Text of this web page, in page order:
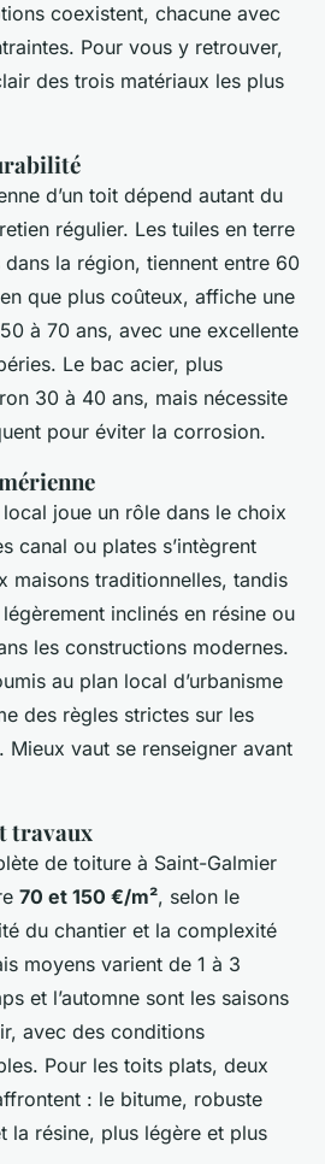
coexistent, chacune avec
Pour vous y retrouver,
des trois matériaux les plus
d’un toit dépend autant du
régulier. Les tuiles en terre
la région, tiennent entre 60
que plus coûteux, affiche une
à 70 ans, avec une excellente
Le bac acier, plus
30 à 40 ans, mais nécessite
pour éviter la corrosion.
joue un rôle dans le choix
canal ou plates s’intègrent
maisons traditionnelles, tandis
inclinés en résine ou
les constructions modernes.
au plan local d’urbanisme
des règles strictes sur les
Mieux vaut se renseigner avant
travaux
de toiture à Saint-Galmier
70 et 150 €/m², selon le
du chantier et la complexité
moyens varient de 1 à 3
et l’automne sont les saisons
avec des conditions
Pour les toits plats, deux
: le bitume, robuste
la résine, plus légère et plus